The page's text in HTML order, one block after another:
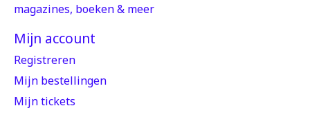
magazines, boeken & meer
Mijn account
Registreren
Mijn bestellingen
Mijn tickets